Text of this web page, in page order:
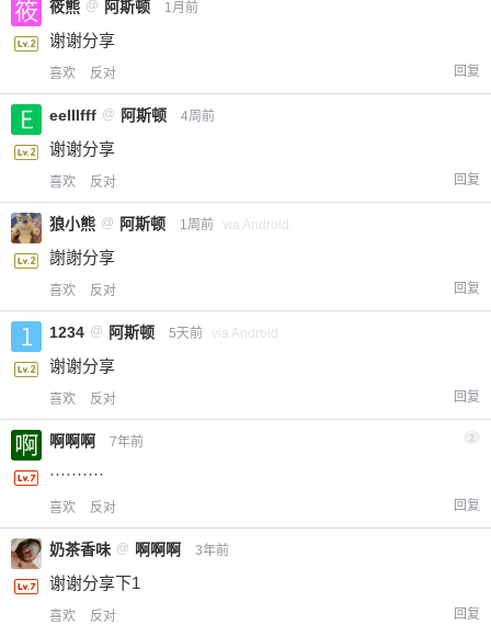
筱熊 @ 阿斯顿 1月前
谢谢分享
喜欢 反对 回复
eelllfff @ 阿斯顿 4周前
谢谢分享
喜欢 反对 回复
狼小熊 @ 阿斯顿 1周前 via Android
謝謝分享
喜欢 反对 回复
1234 @ 阿斯顿 5天前 via Android
谢谢分享
喜欢 反对 回复
啊啊啊 7年前 2
··········
喜欢 反对 回复
奶茶香味 @ 啊啊啊 3年前
谢谢分享下1
喜欢 反对 回复